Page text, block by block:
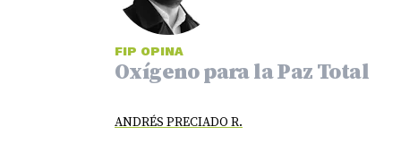
FIP OPINA
Oxígeno para la Paz Total
ANDRÉS PRECIADO R.